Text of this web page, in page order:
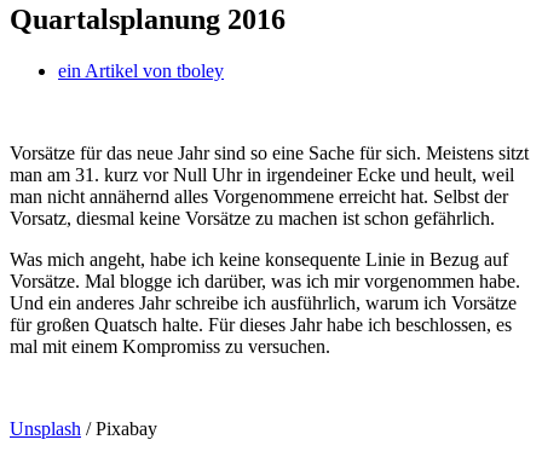
Quartalsplanung 2016
ein Artikel von tboley
Vorsätze für das neue Jahr sind so eine Sache für sich. Meistens sitzt
man am 31. kurz vor Null Uhr in irgendeiner Ecke und heult, weil
man nicht annähernd alles Vorgenommene erreicht hat. Selbst der
Vorsatz, diesmal keine Vorsätze zu machen ist schon gefährlich.
Was mich angeht, habe ich keine konsequente Linie in Bezug auf
Vorsätze. Mal blogge ich darüber, was ich mir vorgenommen habe.
Und ein anderes Jahr schreibe ich ausführlich, warum ich Vorsätze
für großen Quatsch halte. Für dieses Jahr habe ich beschlossen, es
mal mit einem Kompromiss zu versuchen.
Unsplash / Pixabay